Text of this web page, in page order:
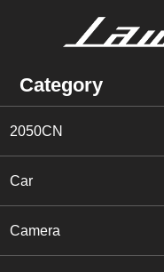
Category
2050CN
Car
Camera